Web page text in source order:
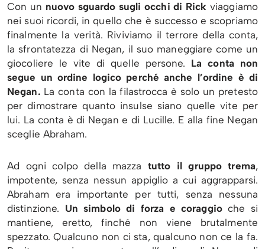
Con un nuovo sguardo sugli occhi di Rick viaggiamo
nei suoi ricordi, in quello che è successo e scopriamo
finalmente la verità. Riviviamo il terrore della conta,
la sfrontatezza di Negan, il suo maneggiare come un
giocoliere le vite di quelle persone. La conta non
segue un ordine logico perché anche l’ordine è di
Negan. La conta con la filastrocca è solo un pretesto
per dimostrare quanto insulse siano quelle vite per
lui. La conta è di Negan e di Lucille. E alla fine Negan
sceglie Abraham.
Ad ogni colpo della mazza tutto il gruppo trema,
impotente, senza nessun appiglio a cui aggrapparsi.
Abraham era importante per tutti, senza nessuna
distinzione. Un simbolo di forza e coraggioche si
mantiene, eretto, finché non viene brutalmente
spezzato. Qualcuno non ci sta, qualcuno non ce la fa.